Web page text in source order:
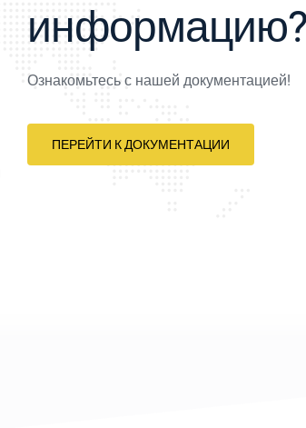
информацию?
Ознакомьтесь с нашей документацией!
ПЕРЕЙТИ К ДОКУМЕНТАЦИИ